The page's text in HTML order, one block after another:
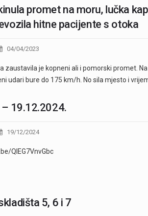
promet na moru, lučka
hitne pacijente s otoka
04/04/2023
zaustavila je kopneni ali i pomorski promet.
udari bure do 175 km/h. No sila mjesto i
– 19.12.2024.
19/12/2024
QIEG7VnvGbc
5, 6 i 7